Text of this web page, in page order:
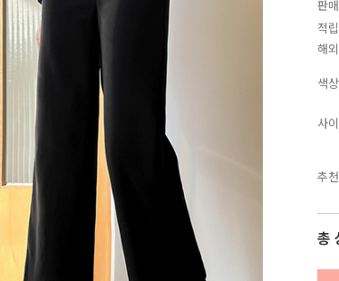
판
적
해
색상
사
추
총